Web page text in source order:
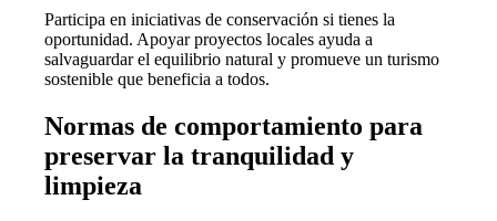
Participa en iniciativas de conservación si tienes la
oportunidad. Apoyar proyectos locales ayuda a
salvaguardar el equilibrio natural y promueve un turismo
sostenible que beneficia a todos.
Normas de comportamiento para
preservar la tranquilidad y
limpieza